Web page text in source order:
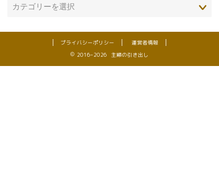
プライバシーポリシー
運営者情報
2016–2026 主婦の引き出し